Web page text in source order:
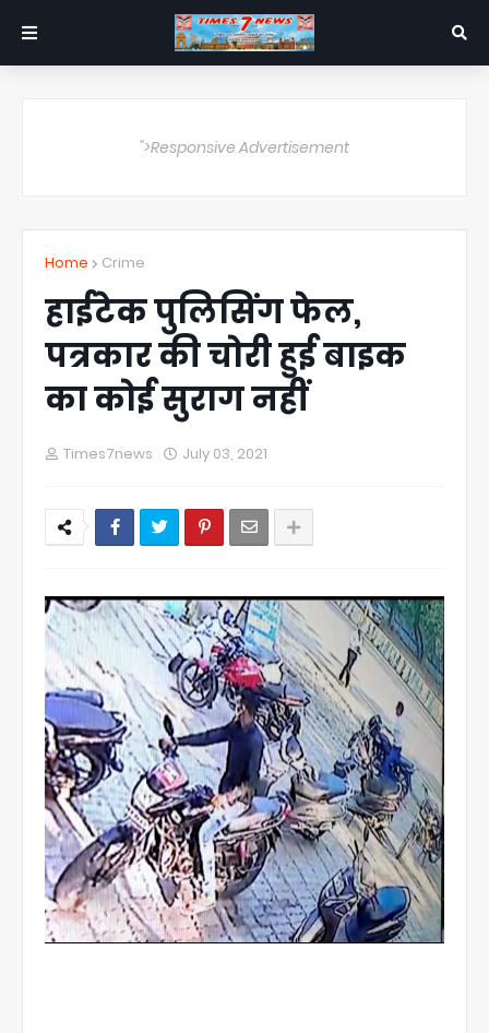
">Responsive Advertisement
Home Crime
हाईटेक पुलिसिंग फेल,
पत्रकार की चोरी हुई बाइक
का कोई सुराग नहीं
Times7news July 03, 2021